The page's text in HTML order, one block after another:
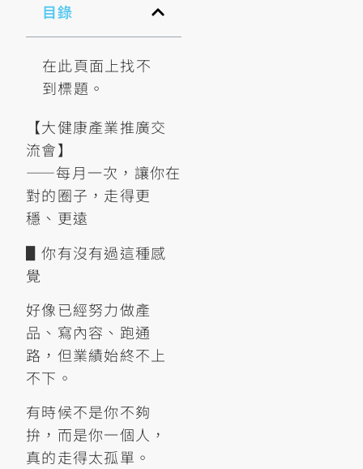
目錄
在此頁面上找不
到標題。
【大健康產業推廣交
流會】
——每月一次，讓你在
對的圈子，走得更
穩、更遠
▋你有沒有過這種感
覺
好像已經努力做產
品、寫內容、跑通
路，但業績始終不上
不下。
有時候不是你不夠
拚，而是你一個人，
真的走得太孤單。